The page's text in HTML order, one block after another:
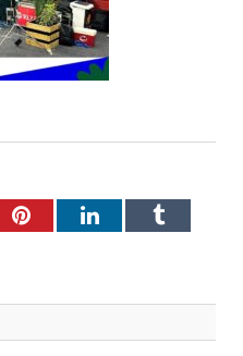
PinterestLinkedInTumblr